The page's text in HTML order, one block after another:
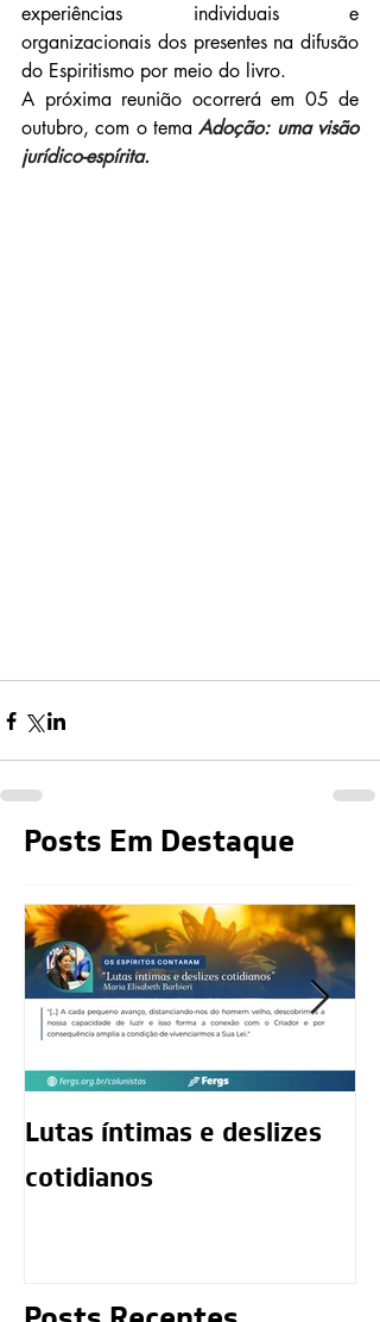
experiências individuais e
organizacionais dos presentes na difusão
do Espiritismo por meio do livro.
A próxima reunião ocorrerá em 05 de
outubro, com o tema Adoção: uma visão
jurídico-espírita.
Posts Em Destaque
Lutas íntimas e deslizes
cotidianos